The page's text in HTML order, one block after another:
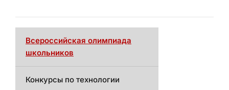
Всероссийская олимпиада
школьников
Конкурсы по технологии